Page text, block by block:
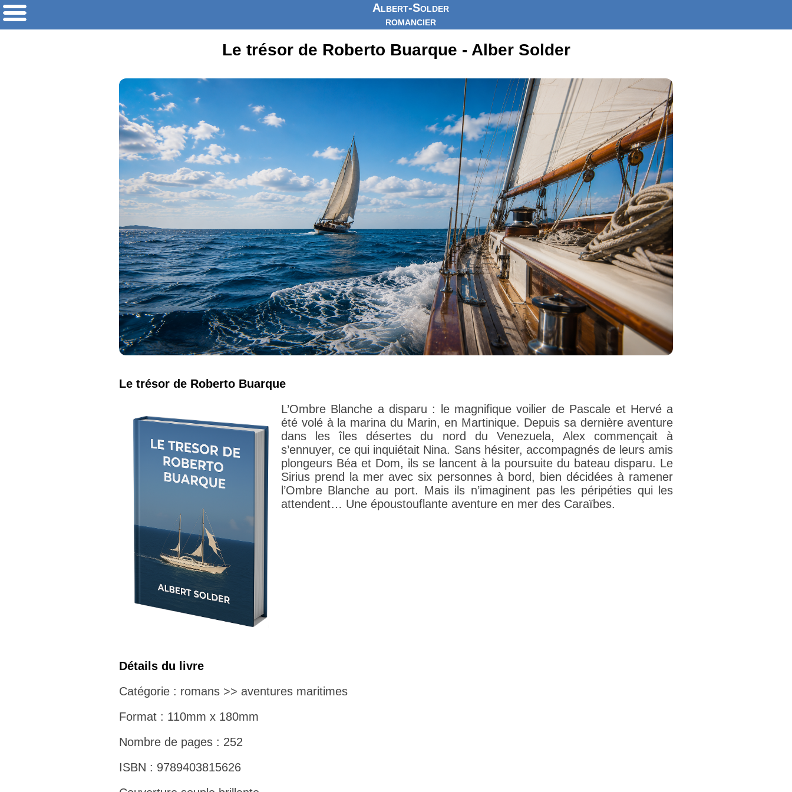
Albert-Solder
romancier
Le trésor de Roberto Buarque - Alber Solder
Le trésor de Roberto Buarque
L’Ombre Blanche a disparu : le magnifique voilier de Pascale et Hervé a
été volé à la marina du Marin, en Martinique. Depuis sa dernière aventure
dans les îles désertes du nord du Venezuela, Alex commençait à
s’ennuyer, ce qui inquiétait Nina. Sans hésiter, accompagnés de leurs amis
plongeurs Béa et Dom, ils se lancent à la poursuite du bateau disparu. Le
Sirius prend la mer avec six personnes à bord, bien décidées à ramener
l’Ombre Blanche au port. Mais ils n’imaginent pas les péripéties qui les
attendent… Une époustouflante aventure en mer des Caraïbes.
Détails du livre
Catégorie : romans >> aventures maritimes
Format : 110mm x 180mm
Nombre de pages : 252
ISBN : 9789403815626